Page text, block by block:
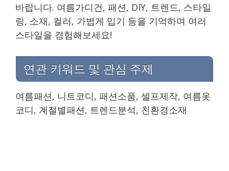
바랍니다. 여름가디건, 패션, DIY, 트렌드, 스타일
링, 소재, 컬러, 가볍게 입기 등을 기억하며 여러
스타일을 경험해보세요!
연관 키워드 및 관심 주제
여름패션, 니트코디, 패션소품, 셀프제작, 여름옷
코디, 계절별패션, 트렌드분석, 친환경소재